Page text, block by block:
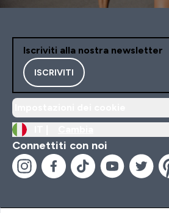
Iscriviti alla nostra newsletter
ISCRIVITI
Connettiti con noi